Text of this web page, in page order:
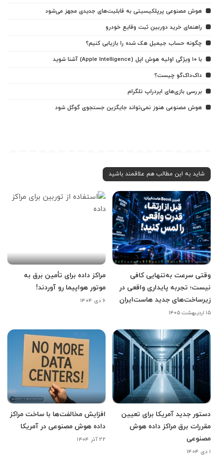
هوش مصنوعی پرپلکیسیتی به قابلیت‌های جدیدی مجهز می‌شود
راهنمای خرید دوربین ثبت وقایع خودرو
چگونه حساب جیمیل هک شده را بازیابی کنیم؟
با ۱۰ ویژگی اولیه هوش اپل (Apple Intelligence) آشنا شوید
داک‌داک‌گو چیست؟
بررسی بازی‌های ایردراپ تلگرام
هوش مصنوعی هنوز نمی‌تواند جایگزین جستجوی گوگل شود
شاید به این مطالب هم علاقمند باشید
وقتی سرعت به‌تنهایی کافی
نیست؛ تجربه پایداری واقعی در
زیرساخت‌های جدید هاست‌ایران
۱۵ اردیبهشت ۱۴۰۵
مراکز داده برای تأمین برق به
موتور هواپیما رو آوردند!
۶ دی ۱۴۰۴
دستور جدید آمریکا برای تعیین
مقررات برق مراکز داده هوش
مصنوعی
۱ دی ۱۴۰۴
افزایش مخالفت‌ها با ساخت مراکز
داده هوش مصنوعی در آمریکا
۲۲ آذر ۱۴۰۴